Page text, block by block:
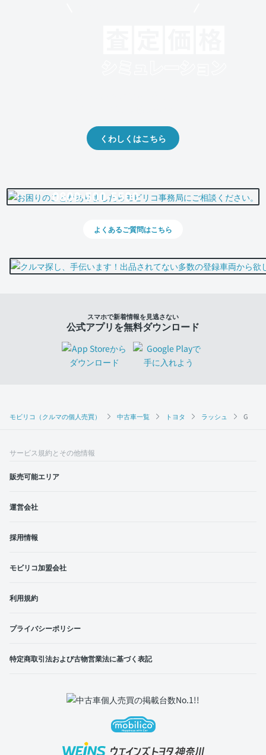
モビリコ（クルマの個人売買） 中古車一覧 トヨタ ラッシュ G
くわしくはこちら
0800-500-5500
よくあるご質問はこちら
スマホで新着情報を見逃さない
公式アプリを無料ダウンロード
サービス規約とその他情報
販売可能エリア
運営会社
採用情報
モビリコ加盟会社
利用規約
プライバシーポリシー
特定商取引法および古物営業法に基づく表記